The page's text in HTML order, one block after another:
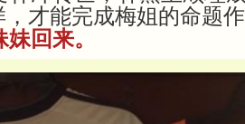
才能完成梅姐的命题
回来。